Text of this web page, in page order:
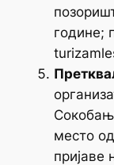
године;
место
пријаве